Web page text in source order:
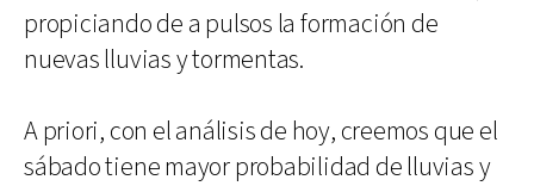
propiciando de a pulsos la formación de
nuevas lluvias y tormentas.
A priori, con el análisis de hoy, creemos que el
sábado tiene mayor probabilidad de lluvias y